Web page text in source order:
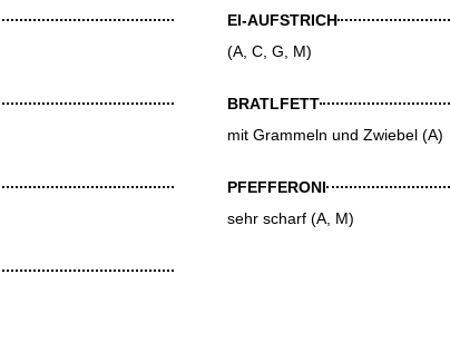
EI-AUFSTRICH
(A, C, G, M)
BRATLFETT
mit Grammeln und Zwiebel (A)
PFEFFERONI
sehr scharf (A, M)